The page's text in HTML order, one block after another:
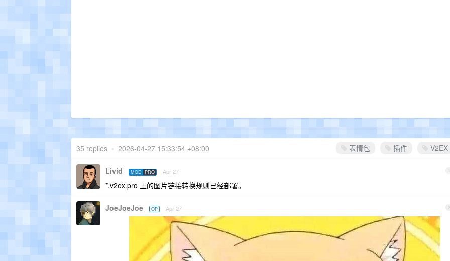
表情包 插件 V2EX
35 replies • 2026-04-27 15:33:54 +08:00
1
Livid MOD PRO Apr 27
*.v2ex.pro 上的图片链接转换规则已经部署。
2
JoeJoeJoe OP Apr 27